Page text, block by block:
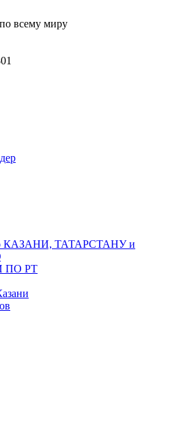
всему миру
КАЗАНИ, ТАТАРСТАНУ и
ПО РТ